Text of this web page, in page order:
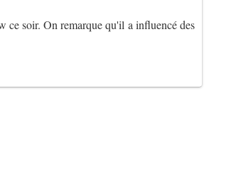
ce soir. On remarque qu'il a influencé des